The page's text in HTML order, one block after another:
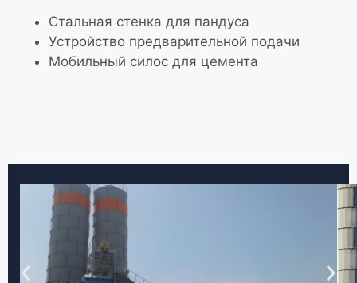
Стальная стенка для пандуса
Устройство предварительной подачи
Мобильный силос для цемента